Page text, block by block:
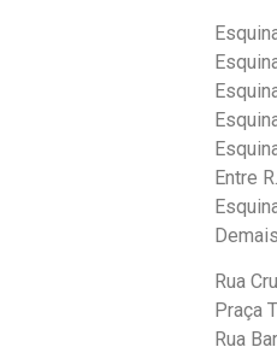
Entre
Rua
Praça
Rua